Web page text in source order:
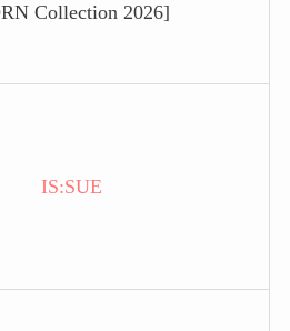
Collection 2026]
IS:SUE